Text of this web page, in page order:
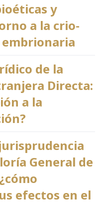
y
a la crio-
de la
Directa:
a la
General de
efectos en el